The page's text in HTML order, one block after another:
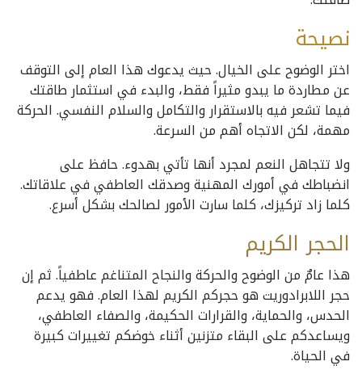
نصيحة
اختر الوضوح على الخيال. حيث يدعوك هذا العام إلى التوقف
عن مطاردة ما يبدو مثيراً فقط، والبدء في استثمار طاقتك
فيما تشعر فيه بالاستقرار والتكامل والسلام النفسي. الحركة
مهمة، لكن الاتجاه أهم من السرعة.
ولا تتجاهل النعم لمجرد أنها تأتي بهدوء. حافظ على
انضباطك في أمورك المهنية وصدقك العاطفي في علاقاتك.
كلما زاد تركيزك، كلما سارت الأمور لصالحك بشكل أسرع.
الحجر الكريم
هذا عامٌ من الوضوح والحركة والنجاح المتناغم عاطفياً. ثم إن
حجر اللابرادوريت هو حجركم الكريم لهذا العام. فهو يدعم
الحدس، والحماية، والقرارات الحكيمة، والصفاء العاطفي،
ويساعدكم على البقاء متزنين أثناء خوضكم تغييرات كبيرة
في الحياة.